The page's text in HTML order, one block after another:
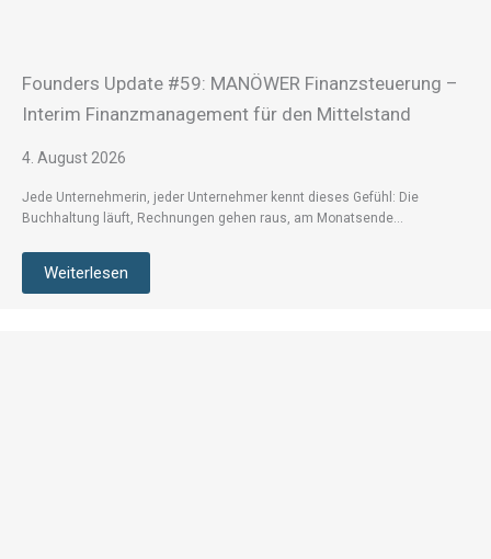
Founders Update #59: MANÖWER Finanzsteuerung –
Interim Finanzmanagement für den Mittelstand
4. August 2026
Jede Unternehmerin, jeder Unternehmer kennt dieses Gefühl: Die
Buchhaltung läuft, Rechnungen gehen raus, am Monatsende…
Weiterlesen